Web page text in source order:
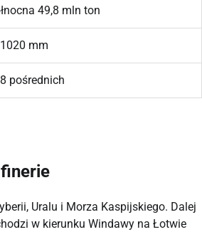
49,8 mln ton
mm
pośrednich
Uralu i Morza Kaspijskiego. Dalej
w kierunku Windawy na Łotwie